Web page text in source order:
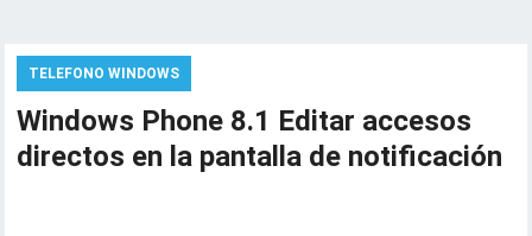
TELEFONO WINDOWS
Windows Phone 8.1 Editar accesos
directos en la pantalla de notificación